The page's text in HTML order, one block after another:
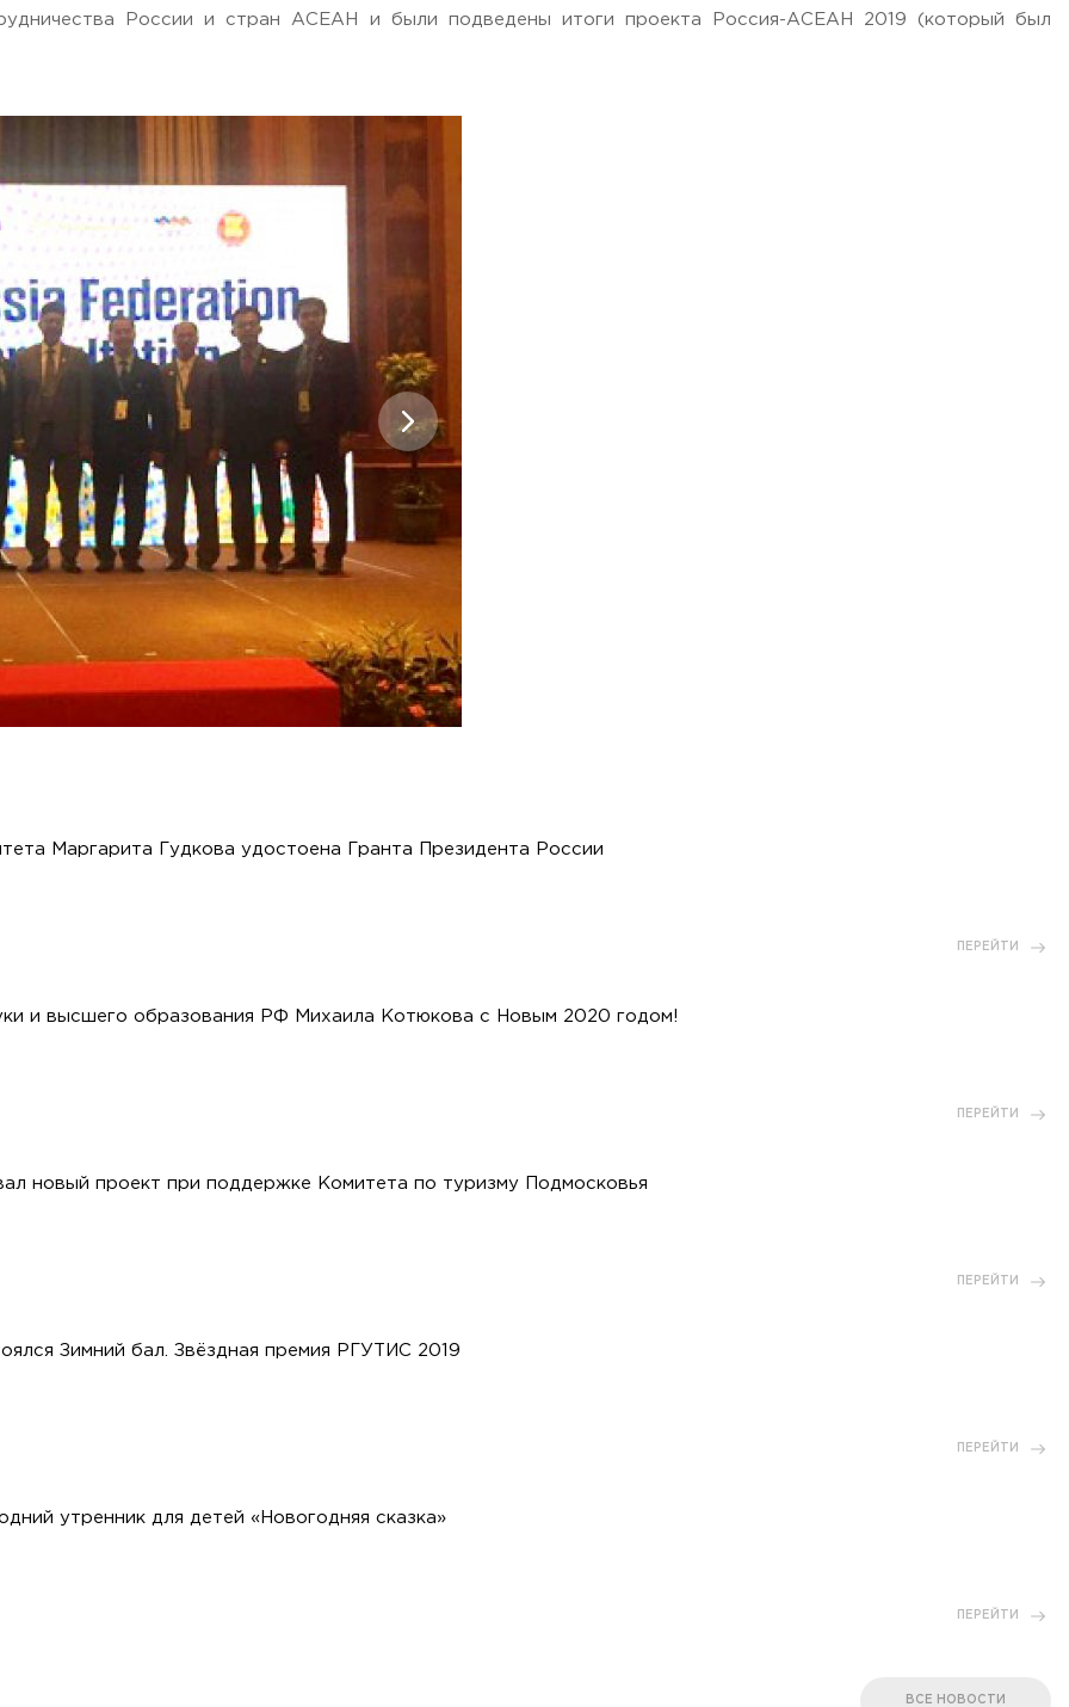
ул. Главная, 99
России и стран АСЕАН и были подведены итоги проекта Россия-АСЕАН 2019 (который был
Маргарита Гудкова удостоена Гранта Президента России
ПЕРЕЙТИ
и высшего образования РФ Михаила Котюкова с Новым 2020 годом!
ПЕРЕЙТИ
новый проект при поддержке Комитета по туризму Подмосковья
ПЕРЕЙТИ
Зимний бал. Звёздная премия РГУТИС 2019
ПЕРЕЙТИ
утренник для детей «Новогодняя сказка»
ПЕРЕЙТИ
ВСЕ НОВОСТИ